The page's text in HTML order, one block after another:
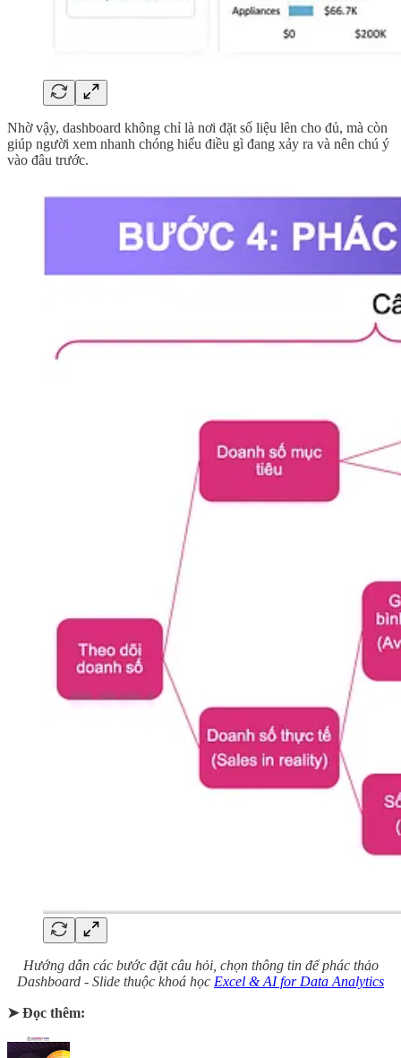
Nhờ vậy, dashboard không chỉ là nơi đặt số liệu lên cho đủ, mà còn
giúp người xem nhanh chóng hiểu điều gì đang xảy ra và nên chú ý
vào đâu trước.
Hướng dẫn các bước đặt câu hỏi, chọn thông tin để phác thảo
Dashboard - Slide thuộc khoá học Excel & AI for Data Analytics
➤ Đọc thêm: